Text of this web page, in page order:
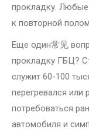
прокладку. Любые
к повторной
Еще один常见
прокладку ГБЦ?
служит 60-100
перегревался
потребоваться
автомобиля и